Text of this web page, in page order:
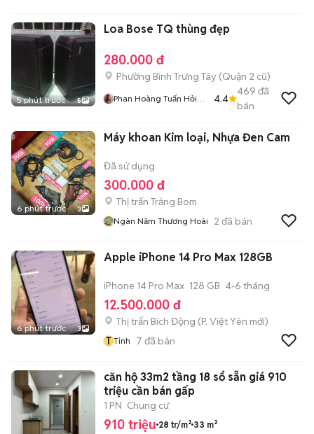
5 phút trước 5
Loa Bose TQ thùng đẹp
280.000 đ
Phường Bình Trưng Tây (Quận 2 cũ)
Phan Hoàng Tuấn Hỏi
4.4
469 đã
bán
6 phút trước 3
Máy khoan Kim loại, Nhựa Đen Cam
Đã sử dụng
300.000 đ
Thị trấn Trảng Bom
Ngàn Năm Thương Hoài 2 đã bán
6 phút trước 3
Apple iPhone 14 Pro Max 128GB
iPhone 14 Pro Max 128 GB 4-6 tháng
12.500.000 đ
Thị trấn Bích Động (P. Việt Yên mới)
T Tỉnh 7 đã bán
căn hộ 33m2 tầng 18 sổ sẵn giá 910
triệu cần bán gấp
1 PN Chung cư
910 triệu 28 tr/m² 33 m²